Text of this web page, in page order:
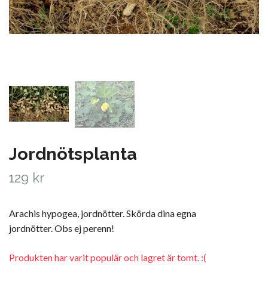
Jordnötsplanta
129 kr
Arachis hypogea, jordnötter. Skörda dina egna
jordnötter. Obs ej perenn!
Produkten har varit populär och lagret är tomt. :(